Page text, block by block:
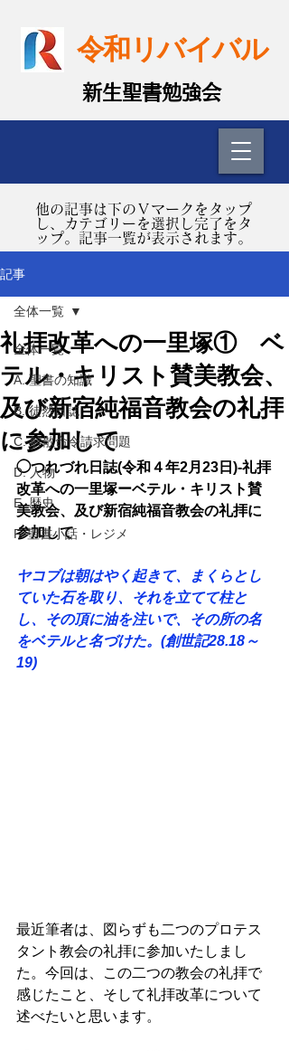
令和リバイバル
​新生聖書勉強会
​他の記事は下のＶマークをタップ
し、カテゴリーを選択し完了をタ
ップ。記事一覧が表示されます。
記事
全体一覧
A. 聖書の知識
B. 徒然日誌
C. 解散命令請求問題
D. 人物
E. 歴史
F. 聖書小話・レジメ
全体一覧
礼拝改革への一里塚① ベ
テル・キリスト賛美教会、
及び新宿純福音教会の礼拝
に参加して
◯つれづれ日誌(令和４年2月23日)-礼拝
改革への一里塚ーベテル・キリスト賛
美教会、及び新宿純福音教会の礼拝に
参加して
ヤコブは朝はやく起きて、まくらとし
ていた石を取り、それを立てて柱と
し、その頂に油を注いで、その所の名
をベテルと名づけた。(創世記28.18～
19)
最近筆者は、図らずも二つのプロテス
タント教会の礼拝に参加いたしまし
た。今回は、この二つの教会の礼拝で
感じたこと、そして礼拝改革について
述べたいと思います。